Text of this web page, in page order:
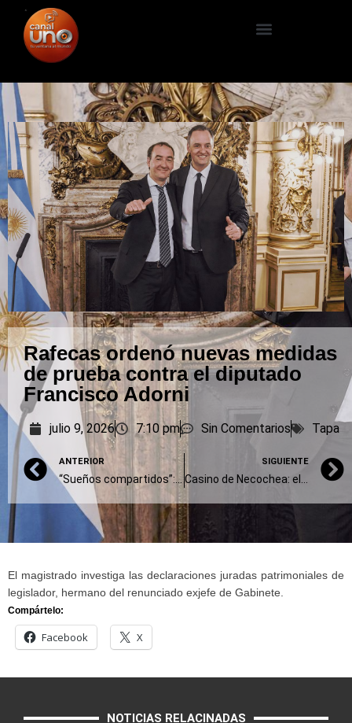
Rafecas ordenó nuevas medidas
de prueba contra el diputado
Francisco Adorni
julio 9, 2026 7:10 pm Sin Comentarios Tapa
ANTERIOR
“Sueños compartidos”: pedido de penas para De Vido, López, Fatala y los Schoklender
SIGUIENTE
El magistrado investiga las declaraciones juradas patrimoniales de
legislador, hermano del renunciado exjefe de Gabinete.
Compártelo:
Facebook X
NOTICIAS RELACINADAS